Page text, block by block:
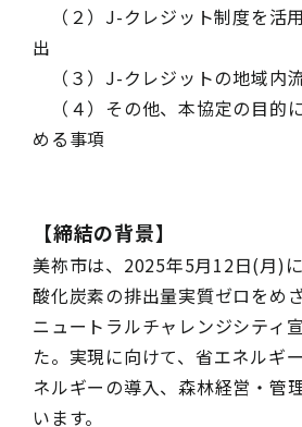
（２）J-クレジット制度を活
出
（３）J-クレジットの地域内
（４）その他、本協定の目的
める事項
【締結の背景】
美祢市は、2025年5月12日(月)
酸化炭素の排出量実質ゼロをめ
ニュートラルチャレンジシティ
た。実現に向けて、省エネルギ
ネルギーの導入、森林経営・管
います。